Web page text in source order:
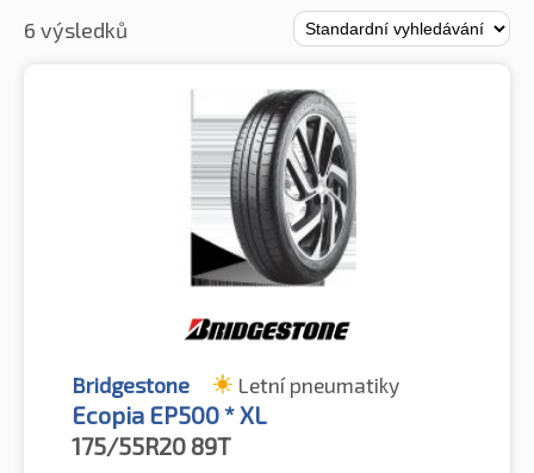
6 výsledků
Bridgestone Letní pneumatiky
Ecopia EP500 * XL
175/55R20 89T